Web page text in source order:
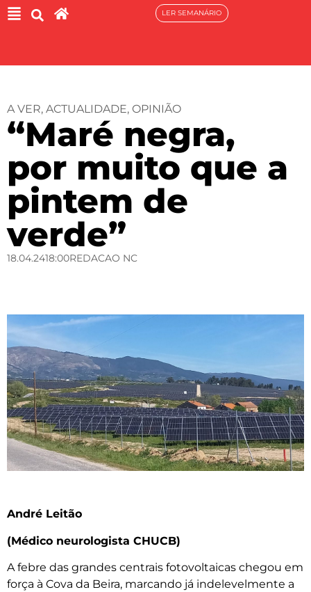
LER SEMANÁRIO
A VER, ACTUALIDADE, OPINIÃO
“Maré negra,
por muito que a
pintem de
verde”
18.04.2418:00REDACAO NC
André Leitão
(Médico neurologista CHUCB)
A febre das grandes centrais fotovoltaicas chegou em
força à Cova da Beira, marcando já indelevelmente a